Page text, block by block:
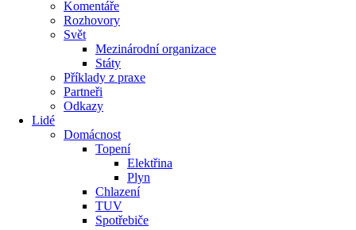
Komentáře
Rozhovory
Svět
Mezinárodní organizace
Státy
Příklady z praxe
Partneři
Odkazy
Lidé
Domácnost
Topení
Elektřina
Plyn
Chlazení
TUV
Spotřebiče